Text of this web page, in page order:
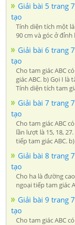
Giải bài 5 trang
tạo
Tính diện tích một
90 cm và góc ở đỉnh
Giải bài 6 trang
tạo
Cho tam giác ABC
giác ABC. b) Gọi I
Tính diện tích tam
Giải bài 7 trang
tạo
Cho tam giác ABC
lần lượt là 15, 18,
tiếp tam giác ABC.
Giải bài 8 trang
tạo
Cho ha là đường
ngoại tiếp tam giác
Giải bài 9 trang
tạo
Cho tam giác ABC